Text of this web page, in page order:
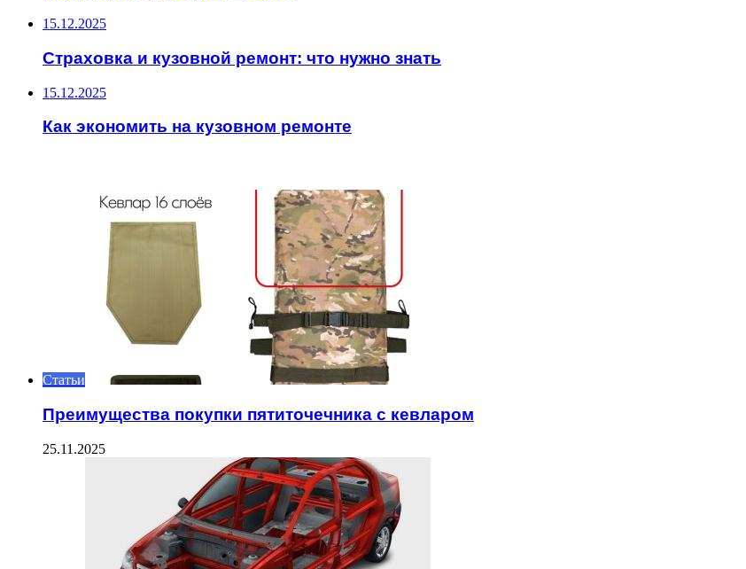
15.12.2025
Страховка и кузовной ремонт: что нужно знать
15.12.2025
Как экономить на кузовном ремонте
Статьи
Преимущества покупки пятиточечника с кевларом
25.11.2025